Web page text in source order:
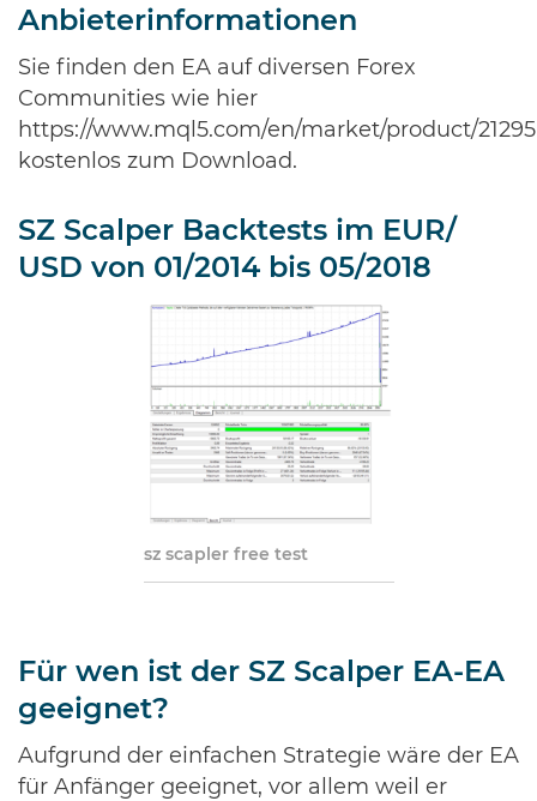
Anbieterinformationen
Sie finden den EA auf diversen Forex
Communities wie hier
https://www.mql5.com/en/market/product/21295
kostenlos zum Download.
SZ Scalper Backtests im EUR/
USD von 01/2014 bis 05/2018
sz scapler free test
Für wen ist der SZ Scalper EA-EA
geeignet?
Aufgrund der einfachen Strategie wäre der EA
für Anfänger geeignet, vor allem weil er